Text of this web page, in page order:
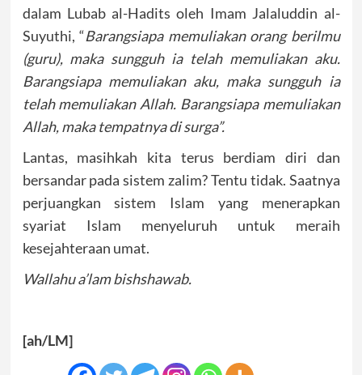
dalam Lubab al-Hadits oleh Imam Jalaluddin al-
Suyuthi, “Barangsiapa memuliakan orang berilmu
(guru), maka sungguh ia telah memuliakan aku.
Barangsiapa memuliakan aku, maka sungguh ia
telah memuliakan Allah. Barangsiapa memuliakan
Allah, maka tempatnya di surga”.
Lantas, masihkah kita terus berdiam diri dan
bersandar pada sistem zalim? Tentu tidak. Saatnya
perjuangkan sistem Islam yang menerapkan
syariat Islam menyeluruh untuk meraih
kesejahteraan umat.
Wallahu a’lam bishshawab.
[ah/LM]